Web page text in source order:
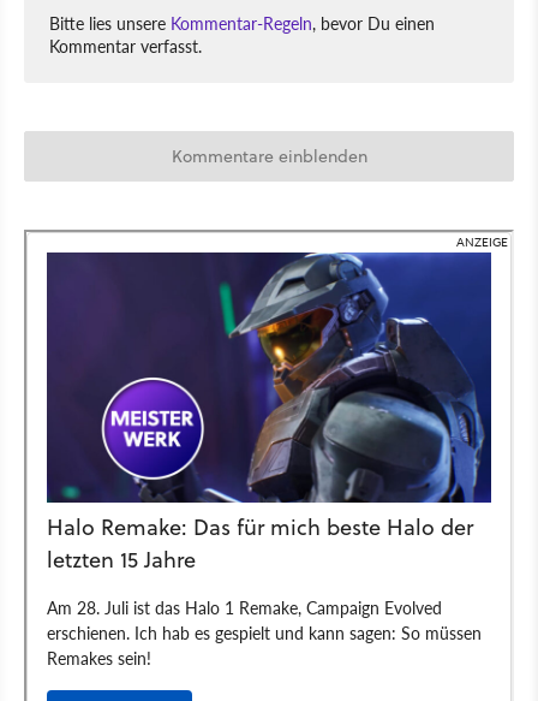
Bitte lies unsere Kommentar-Regeln, bevor Du einen
Kommentar verfasst.
Kommentare einblenden